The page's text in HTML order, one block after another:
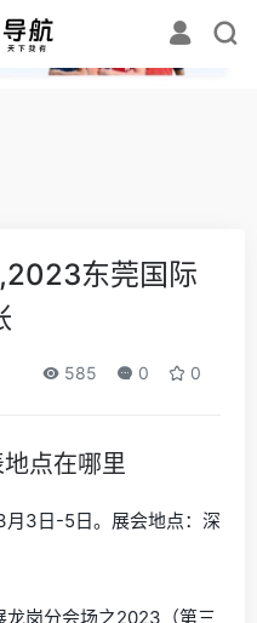
✕
东莞国际
585 0 0
点在哪里
3日-5日。展会地点：深
龙岗分会场之2023（第三